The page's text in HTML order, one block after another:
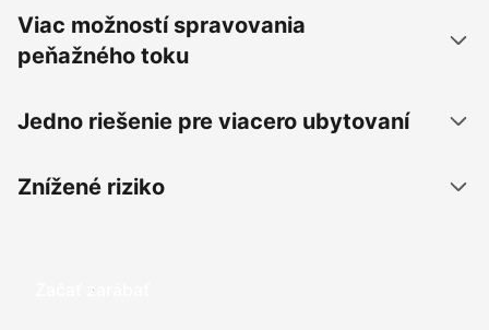
Viac možností spravovania
peňažného toku
Jedno riešenie pre viacero ubytovaní
Znížené riziko
Začať zarábať